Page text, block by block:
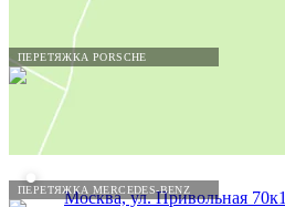
ПЕРЕТЯЖКА PORSCHE
ПЕРЕТЯЖКА MERCEDES-BENZ
Москва, ул. Привольная 70к1